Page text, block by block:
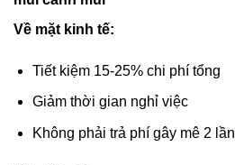
Về mặt kinh tế:
Tiết kiệm 15-25% chi phí tổng
Giảm thời gian nghỉ việc
Không phải trả phí gây mê 2 lần